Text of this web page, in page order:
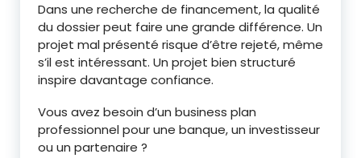
Dans une recherche de financement, la qualité
du dossier peut faire une grande différence. Un
projet mal présenté risque d’être rejeté, même
s’il est intéressant. Un projet bien structuré
inspire davantage confiance.
Vous avez besoin d’un business plan
professionnel pour une banque, un investisseur
ou un partenaire ?